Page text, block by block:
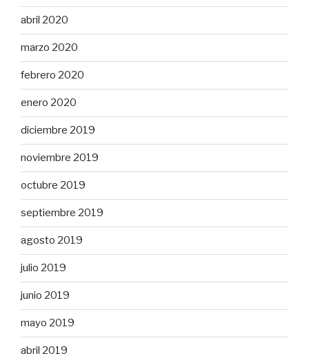
abril 2020
marzo 2020
febrero 2020
enero 2020
diciembre 2019
noviembre 2019
octubre 2019
septiembre 2019
agosto 2019
julio 2019
junio 2019
mayo 2019
abril 2019